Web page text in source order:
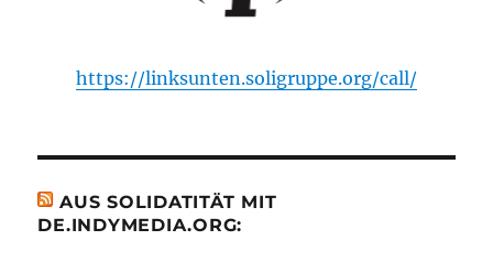
https://linksunten.soligruppe.org/call/
AUS SOLIDATITÄT MIT
DE.INDYMEDIA.ORG: